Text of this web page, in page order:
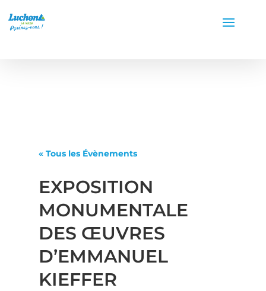
« Tous les Évènements
EXPOSITION
MONUMENTALE
DES ŒUVRES
D’EMMANUEL
KIEFFER